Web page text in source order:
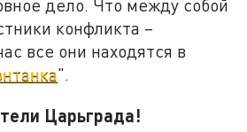
дело. Что между собой
конфликта –
все они находятся в
".
Царьграда!